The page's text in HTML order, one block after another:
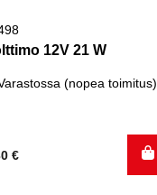
12V 21 W
(nopea toimitus)
€